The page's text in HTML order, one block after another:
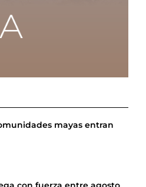
mayas entran